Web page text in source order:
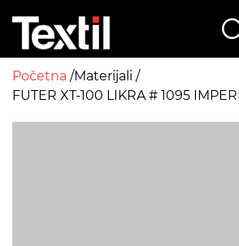
Početna Materijali
FUTER XT-100 LIKRA # 1095